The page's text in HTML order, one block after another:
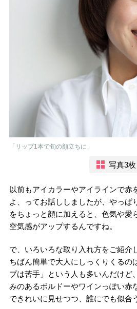
「リップ1本で旬の顔立ちに」
写真3枚
以前もアイカラーやアイラインで赤
よ、ってお話ししましたが、やっ
をちょっと顔に加えると、色気や愛
空気感がアップするんですね。
で、いろいろな取り入れ方をご紹介
ちばん簡単で大人にしっくりくる
プは苦手」という人も多いんだけど
みのあるボルドーやワインっぽい赤
できれいに見せつつ、誰にでも似合